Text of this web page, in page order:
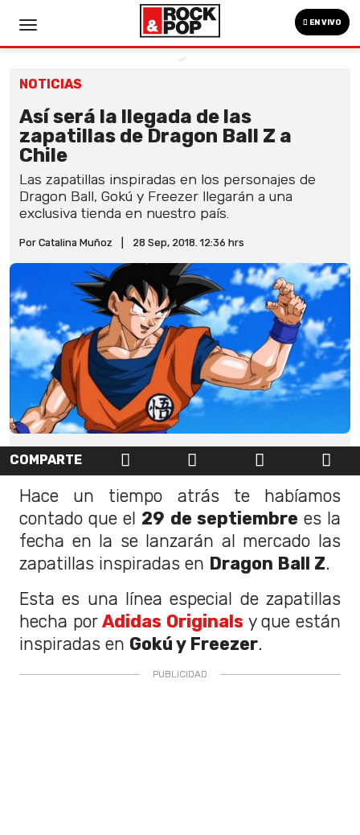
EN VIVO
NOTICIAS
Así será la llegada de las
zapatillas de Dragon Ball Z a
Chile
Las zapatillas inspiradas en los personajes de
Dragon Ball, Gokú y Freezer llegarán a una
exclusiva tienda en nuestro país.
Por Catalina Muñoz 28 Sep, 2018. 12:36 hrs
COMPARTE
Hace un tiempo atrás te habíamos
contado que el 29 de septiembre es la
fecha en la se lanzarán al mercado las
zapatillas inspiradas en Dragon Ball Z.
Esta es una línea especial de zapatillas
hecha porAdidas Originals y que están
inspiradas en Gokú y Freezer.